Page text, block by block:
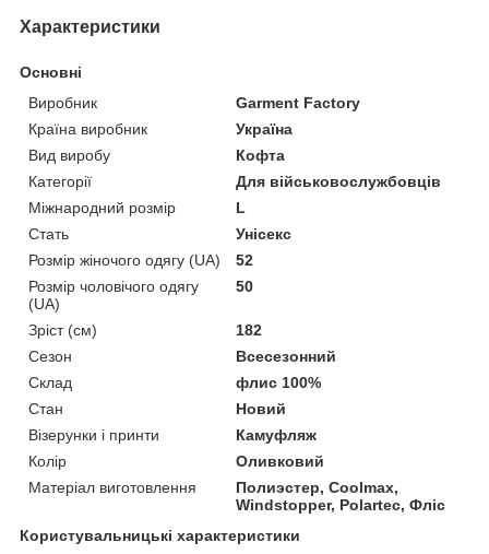
Характеристики
Основні
Виробник
Garment Factory
Країна виробник
Україна
Вид виробу
Кофта
Категорії
Для військовослужбовців
Міжнародний розмір
L
Стать
Унісекс
Розмір жіночого одягу (UA)
52
Розмір чоловічого одягу
(UA)
50
Зріст (см)
182
Сезон
Всесезонний
Склад
флис 100%
Стан
Новий
Візерунки і принти
Камуфляж
Колір
Оливковий
Матеріал виготовлення
Полиэстер, Coolmax,
Windstopper, Polartec, Фліс
Користувальницькі характеристики